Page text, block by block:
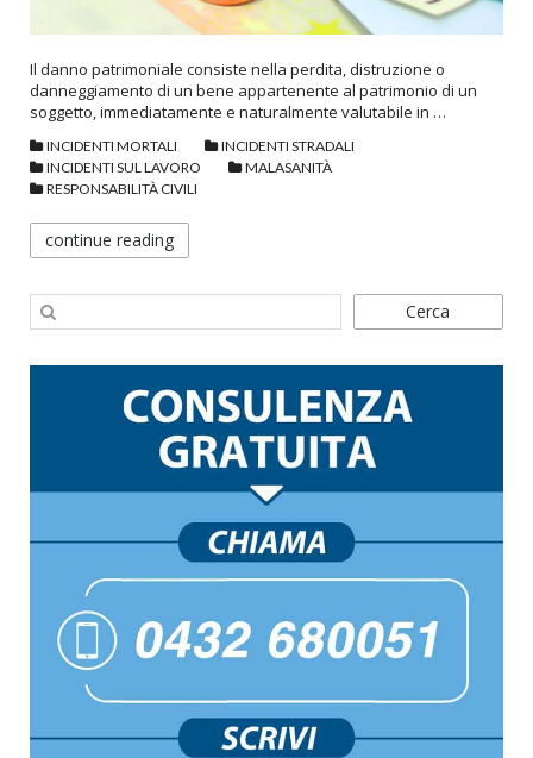
Il danno patrimoniale consiste nella perdita, distruzione o
danneggiamento di un bene appartenente al patrimonio di un
soggetto, immediatamente e naturalmente valutabile in …
INCIDENTI MORTALI
INCIDENTI STRADALI
INCIDENTI SUL LAVORO
MALASANITÀ
RESPONSABILITÀ CIVILI
continue reading
Cerca